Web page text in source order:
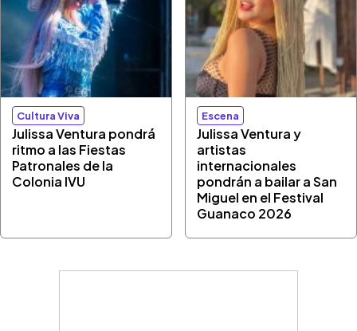
Cultura Viva
Julissa Ventura pondrá
ritmo a las Fiestas
Patronales de la
Colonia IVU
Escena
Julissa Ventura y
artistas
internacionales
pondrán a bailar a San
Miguel en el Festival
Guanaco 2026